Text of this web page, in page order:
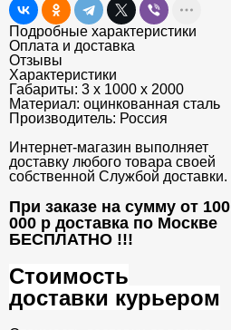
Подробные характеристики
Оплата и доставка
Отзывы
Характеристики
Габариты: 3 х 1000 х 2000
Материал: оцинкованная сталь
Производитель: Россия
Интернет-магазин выполняет
доставку любого товара своей
собственной Службой доставки.
При заказе на сумму от 100
000 р доставка по Москве
БЕСПЛАТНО !!!
Стоимость
доставки курьером